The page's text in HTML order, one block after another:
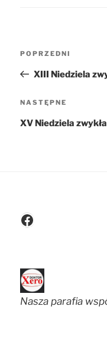
Nawigacja
wpisu
Poprzedni
wpis
POPRZEDNI
XIII Niedziela
Następny
wpis
NASTĘPNE
XV Niedziela
Facebook
Nasza parafia